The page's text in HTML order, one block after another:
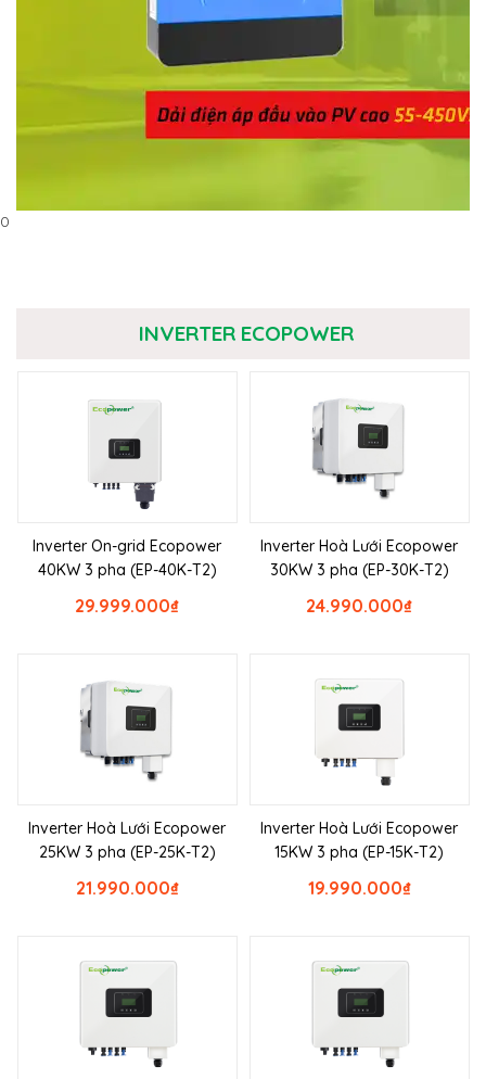
0
INVERTER ECOPOWER
Inverter On-grid Ecopower
40KW 3 pha (EP-40K-T2)
₫
29.999.000
Inverter Hoà Lưới Ecopower
30KW 3 pha (EP-30K-T2)
₫
24.990.000
Inverter Hoà Lưới Ecopower
25KW 3 pha (EP-25K-T2)
₫
21.990.000
Inverter Hoà Lưới Ecopower
15KW 3 pha (EP-15K-T2)
₫
19.990.000